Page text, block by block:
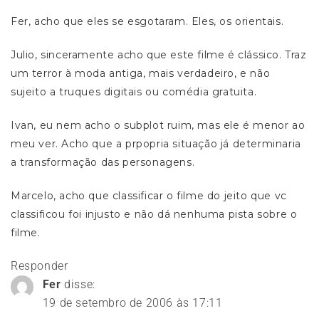
Fer, acho que eles se esgotaram. Eles, os orientais.
Julio, sinceramente acho que este filme é clássico. Traz
um terror à moda antiga, mais verdadeiro, e não
sujeito a truques digitais ou comédia gratuita.
Ivan, eu nem acho o subplot ruim, mas ele é menor ao
meu ver. Acho que a prpopria situação já determinaria
a transformação das personagens.
Marcelo, acho que classificar o filme do jeito que vc
classificou foi injusto e não dá nenhuma pista sobre o
filme.
Responder
Fer disse:
19 de setembro de 2006 às 17:11